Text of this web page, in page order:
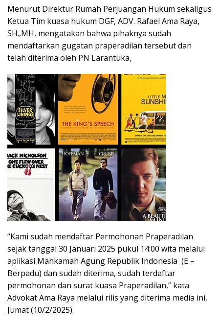
Menurut Direktur Rumah Perjuangan Hukum sekaligus
Ketua Tim kuasa hukum DGF, ADV. Rafael Ama Raya,
SH.,MH, mengatakan bahwa pihaknya sudah
mendaftarkan gugatan praperadilan tersebut dan
telah diterima oleh PN Larantuka,
“Kami sudah mendaftar Permohonan Praperadilan
sejak tanggal 30 Januari 2025 pukul 14:00 wita melalui
aplikasi Mahkamah Agung Republik Indonesia (E –
Berpadu) dan sudah diterima, sudah terdaftar
permohonan dan surat kuasa Praperadilan,” kata
Advokat Ama Raya melalui rilis yang diterima media ini,
Jumat (10/2/2025).